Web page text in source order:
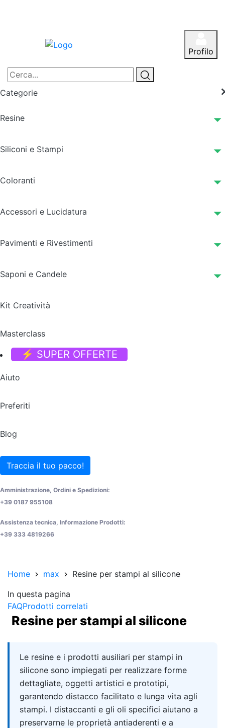
Profilo
Categorie
Resine
Siliconi e Stampi
Coloranti
Accessori e Lucidatura
Pavimenti e Rivestimenti
Saponi e Candele
Kit Creatività
Masterclass
⚡ SUPER OFFERTE
Aiuto
Preferiti
Blog
Traccia il tuo pacco!
Amministrazione, Ordini e Spedizioni:
+39 0187 955108
Assistenza tecnica, Informazione Prodotti:
+39 333 4819266
Home max
Resine per stampi al silicone
In questa pagina
FAQProdotti correlati
Resine per stampi al silicone
Quick answer
Le resine e i prodotti ausiliari per stampi in
silicone sono impiegati per realizzare forme
dettagliate, oggetti artistici e prototipi,
garantendo distacco facilitato e lunga vita agli
stampi. I distaccanti e gli oli specifici aiutano a
preservarne le proprietà antiaderenti e a